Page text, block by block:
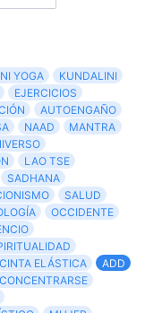
YOGA
KUNDALINI
EJERCICIOS
AUTOENGAÑO
NAAD
MANTRA
LAO TSE
SADHANA
SALUD
OCCIDENTE
CINTA ELÁSTICA
ADD
CONCENTRARSE